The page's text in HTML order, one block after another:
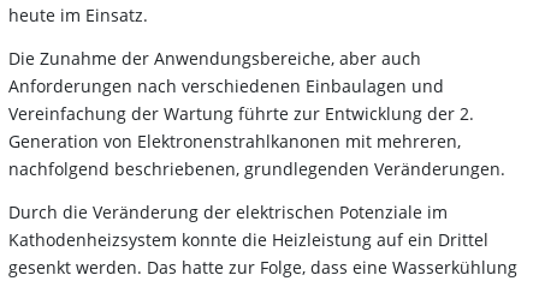
heute im Einsatz.
Die Zunahme der Anwendungsbereiche, aber auch
Anforderungen nach verschiedenen Einbaulagen und
Vereinfachung der Wartung führte zur Entwicklung der 2.
Generation von Elektronenstrahlkanonen mit mehreren,
nachfolgend beschriebenen, grundlegenden Veränderungen.
Durch die Veränderung der elektrischen Potenziale im
Kathodenheizsystem konnte die Heizleistung auf ein Drittel
gesenkt werden. Das hatte zur Folge, dass eine Wasserkühlung